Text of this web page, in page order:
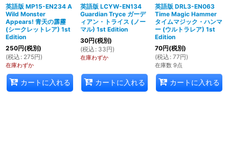
英語版 MP15-EN234 A
Wild Monster
Appears! 青天の霹靂
(シークレットレア) 1st
Edition
250円(税別)
(税込 : 275円)
在庫わずか
カートに入れる
英語版 LCYW-EN134
Guardian Tryce ガーデ
ィアン・トライス (ノー
マル) 1st Edition
30円(税別)
(税込 : 33円)
在庫わずか
カートに入れる
英語版 DRL3-EN063
Time Magic Hammer
タイムマジック・ハンマ
ー (ウルトラレア) 1st
Edition
70円(税別)
(税込 : 77円)
在庫数 9点
カートに入れる